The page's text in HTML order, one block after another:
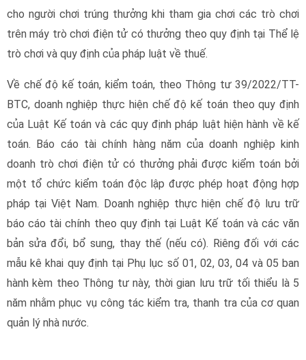
cho người chơi trúng thưởng khi tham gia chơi các trò chơi
trên máy trò chơi điện tử có thưởng theo quy định tại Thể lệ
trò chơi và quy định của pháp luật về thuế.
Về chế độ kế toán, kiểm toán, theo Thông tư 39/2022/TT-
BTC, doanh nghiệp thực hiện chế độ kế toán theo quy định
của Luật Kế toán và các quy định pháp luật hiện hành về kế
toán. Báo cáo tài chính hàng năm của doanh nghiệp kinh
doanh trò chơi điện tử có thưởng phải được kiểm toán bởi
một tổ chức kiểm toán độc lập được phép hoạt động hợp
pháp tại Việt Nam. Doanh nghiệp thực hiện chế độ lưu trữ
báo cáo tài chính theo quy định tại Luật Kế toán và các văn
bản sửa đổi, bổ sung, thay thế (nếu có). Riêng đối với các
mẫu kê khai quy định tại Phụ lục số 01, 02, 03, 04 và 05 ban
hành kèm theo Thông tư này, thời gian lưu trữ tối thiểu là 5
năm nhằm phục vụ công tác kiểm tra, thanh tra của cơ quan
quản lý nhà nước.